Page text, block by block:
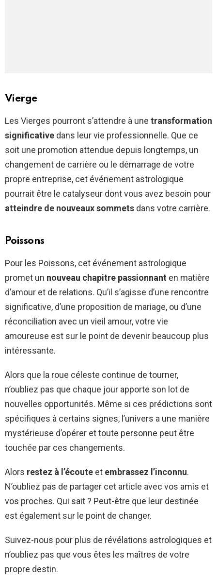
Vierge
Les Vierges pourront s’attendre à une transformation
significative dans leur vie professionnelle. Que ce
soit une promotion attendue depuis longtemps, un
changement de carrière ou le démarrage de votre
propre entreprise, cet événement astrologique
pourrait être le catalyseur dont vous avez besoin pour
atteindre de nouveaux sommets dans votre carrière.
Poissons
Pour les Poissons, cet événement astrologique
promet un nouveau chapitre passionnant en matière
d’amour et de relations. Qu’il s’agisse d’une rencontre
significative, d’une proposition de mariage, ou d’une
réconciliation avec un vieil amour, votre vie
amoureuse est sur le point de devenir beaucoup plus
intéressante.
Alors que la roue céleste continue de tourner,
n’oubliez pas que chaque jour apporte son lot de
nouvelles opportunités. Même si ces prédictions sont
spécifiques à certains signes, l’univers a une manière
mystérieuse d’opérer et toute personne peut être
touchée par ces changements.
Alors restez à l’écoute et embrassez l’inconnu.
N’oubliez pas de partager cet article avec vos amis et
vos proches. Qui sait ? Peut-être que leur destinée
est également sur le point de changer.
Suivez-nous pour plus de révélations astrologiques et
n’oubliez pas que vous êtes les maîtres de votre
propre destin.